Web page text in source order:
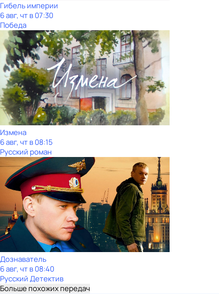
Гибель империи
6 авг, чт в 07:30
Победа
Измена
6 авг, чт в 08:15
Русский роман
Дознаватель
6 авг, чт в 08:40
Русский Детектив
Больше похожих передач